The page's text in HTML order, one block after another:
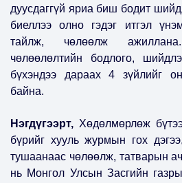
дуусдаггүй яриа биш бодит
биеллээ олно гэдэг итгэл
тайлж, чөлөөлж
чөлөөлөлтийн бодлого,
бүхэндээ дараах 4 зүйлийг
байна.
Нэгдүгээрт,Хөдөлмөрлөж
бүрийг хууль журмын гох
тушаанаас чөлөөлж, татварын
нь Монгол Улсын Засгийн